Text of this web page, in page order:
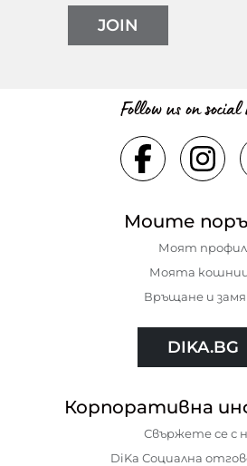
JOIN
Follow us on
Моите
Моят профил
Моята
Връщане и
DIKA.BG
Корпоративна
Свържете се с
DiKa Социална